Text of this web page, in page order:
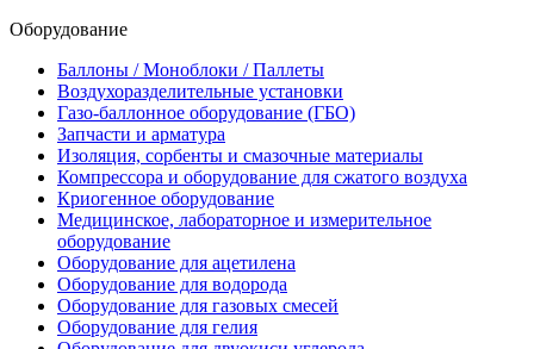
Оборудование
Баллоны / Моноблоки / Паллеты
Воздухоразделительные установки
Газо-баллонное оборудование (ГБО)
Запчасти и арматура
Изоляция, сорбенты и смазочные материалы
Компрессора и оборудование для сжатого воздуха
Криогенное оборудование
Медицинское, лабораторное и измерительное
оборудование
Оборудование для ацетилена
Оборудование для водорода
Оборудование для газовых смесей
Оборудование для гелия